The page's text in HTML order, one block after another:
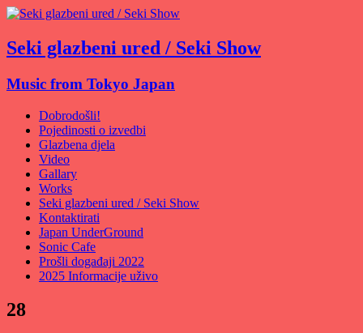
Seki glazbeni ured / Seki Show
Music from Tokyo Japan
Dobrodošli!
Pojedinosti o izvedbi
Glazbena djela
Video
Gallary
Works
Seki glazbeni ured / Seki Show
Kontaktirati
Japan UnderGround
Sonic Cafe
Prošli događaji 2022
2025 Informacije uživo
28